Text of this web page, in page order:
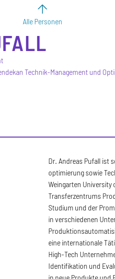
Alle Personen
Technik-Management und
Dr. Andreas Pufall ist
optimierung sowie
Weingarten University
Transferzentrums
Studium und der
in verschiedenen
eine internationale
High-Tech
Identifikation und